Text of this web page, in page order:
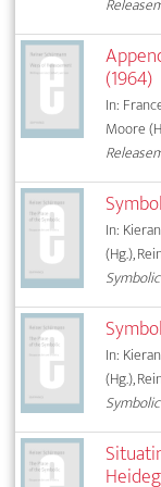
(1964)
In:
Moore
In:
(Hg.),
Symbolic
In:
(Hg.),
Symbolic